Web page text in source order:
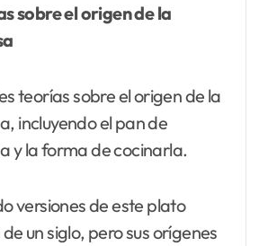
sobre el origen de la
teorías sobre el origen de la
incluyendo el pan de
y la forma de cocinarla.
versiones de este plato
un siglo, pero sus orígenes